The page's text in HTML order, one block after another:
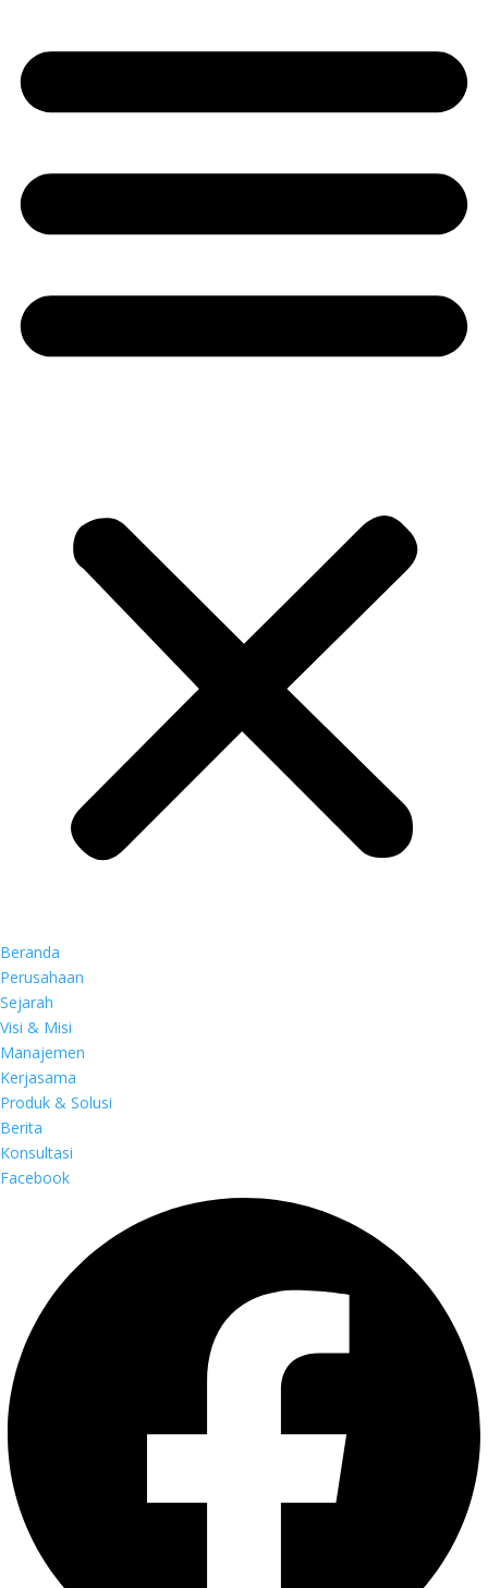
Beranda
Perusahaan
Sejarah
Visi & Misi
Manajemen
Kerjasama
Produk & Solusi
Berita
Konsultasi
Facebook